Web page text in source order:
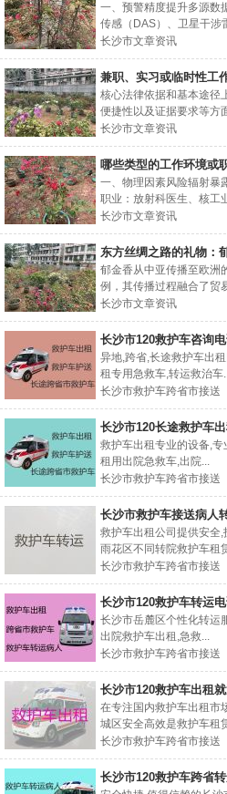
围上有哪些显著提升？
一、预警精度提升多源数
传感（DAS）、卫星干涉
长沙市文章资讯
兼职、实习或临时性工
一样吗？
核心法律依据和基本途径
便捷性以及证据要求等方
长沙市文章资讯
哪些类型的工作环境或
外的关注？
一、物理因素风险辐射暴
职业：放射科医生、核工
长沙市文章资讯
东方丝绸之路的礼物：
郁金香从中亚传播至欧洲
例，其传播过程融合了贸
长沙市文章资讯
长沙市120救护车咨询
全国护送
异地,跨省,长途救护车出
租专用急救车,转运救治车
长沙市救护车跨省市接送
长沙市120长途救护车
时在线电话
救护车出租专业的设备,
租用出院急救车,出院...
长沙市救护车跨省市接送
长沙市救护车接送病人
救护车出租公司提供安全
雨花区不同转院救护车租
长沙市救护车跨省市接送
长沙市120救护车转运
长沙市岳麓区个性化转运
出院救护车出租,急救...
长沙市救护车跨省市接送
长沙市120救护车出租
都有车
在专注国内救护车出租市
城区安全高效是救护车租
长沙市救护车跨省市接送
长沙市120救护车跨省